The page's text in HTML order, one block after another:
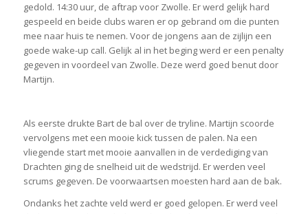
gedold. 14:30 uur, de aftrap voor Zwolle. Er werd gelijk hard
gespeeld en beide clubs waren er op gebrand om die punten
mee naar huis te nemen. Voor de jongens aan de zijlijn een
goede wake-up call. Gelijk al in het beging werd er een penalty
gegeven in voordeel van Zwolle. Deze werd goed benut door
Martijn.
Als eerste drukte Bart de bal over de tryline. Martijn scoorde
vervolgens met een mooie kick tussen de palen. Na een
vliegende start met mooie aanvallen in de verdediging van
Drachten ging de snelheid uit de wedstrijd. Er werden veel
scrums gegeven. De voorwaartsen moesten hard aan de bak.
Ondanks het zachte veld werd er goed gelopen. Er werd veel